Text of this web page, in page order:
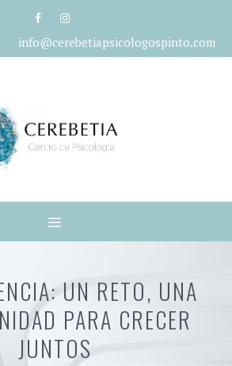
UN RETO, UNA
PARA CRECER
JUNTOS